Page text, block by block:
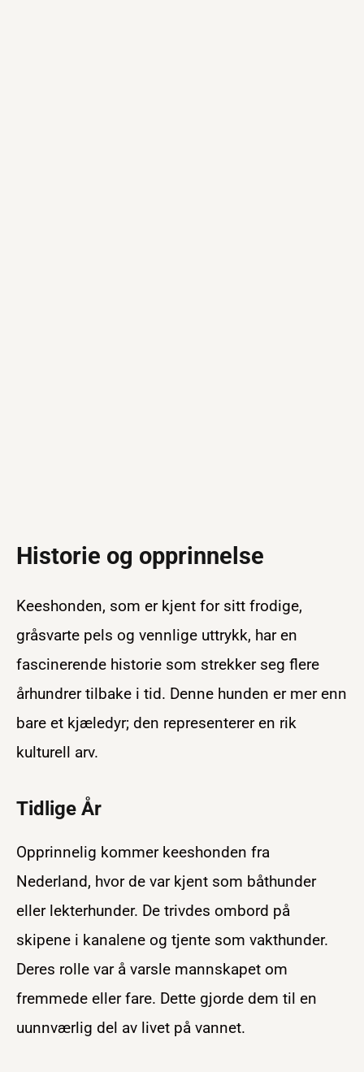
Historie og opprinnelse
Keeshonden, som er kjent for sitt frodige,
gråsvarte pels og vennlige uttrykk, har en
fascinerende historie som strekker seg flere
århundrer tilbake i tid. Denne hunden er mer enn
bare et kjæledyr; den representerer en rik
kulturell arv.
Tidlige År
Opprinnelig kommer keeshonden fra
Nederland, hvor de var kjent som båthunder
eller lekterhunder. De trivdes ombord på
skipene i kanalene og tjente som vakthunder.
Deres rolle var å varsle mannskapet om
fremmede eller fare. Dette gjorde dem til en
uunnværlig del av livet på vannet.